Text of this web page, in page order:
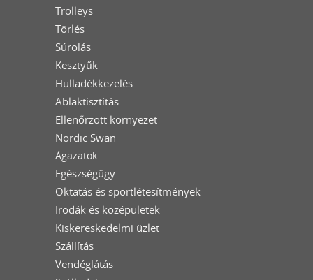
Trolleys
Törlés
Súrolás
Kesztyűk
Hulladékkezelés
Ablaktisztítás
Ellenőrzött környezet
Nordic Swan
Ágazatok
Egészségügy
Oktatás és sportlétesítmények
Irodák és középületek
Kiskereskedelmi üzlet
Szállítás
Vendéglátás